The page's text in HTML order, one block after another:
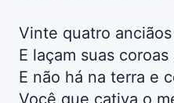
Vinte quatro
E laçam suas
E não há na terra e
Você que cativa o